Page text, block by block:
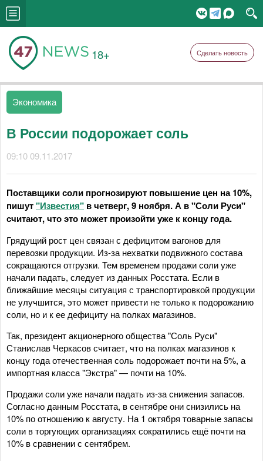
18+ Сделать новость
Экономика
В России подорожает соль
09:10 09.11.2017
Поставщики соли прогнозируют повышение цен на 10%,
пишут"Известия" в четверг, 9 ноября. А в "Соли Руси"
считают, что это может произойти уже к концу года.
Грядущий рост цен связан с дефицитом вагонов для
перевозки продукции. Из-за нехватки подвижного состава
сокращаются отгрузки. Тем временем продажи соли уже
начали падать, следует из данных Росстата. Если в
ближайшие месяцы ситуация с транспортировкой продукции
не улучшится, это может привести не только к подорожанию
соли, но и к ее дефициту на полках магазинов.
Так, президент акционерного общества "Соль Руси"
Станислав Черкасов считает, что на полках магазинов к
концу года отечественная соль подорожает почти на 5%, а
импортная класса "Экстра" — почти на 10%.
Продажи соли уже начали падать из-за снижения запасов.
Согласно данным Росстата, в сентябре они снизились на
10% по отношению к августу. На 1 октября товарные запасы
соли в торгующих организациях сократились ещё почти на
10% в сравнении с сентябрем.